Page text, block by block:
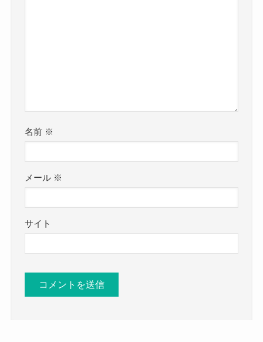
名前 ※
メール ※
サイト